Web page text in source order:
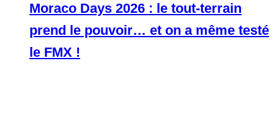
Moraco Days 2026 : le tout-terrain
prend le pouvoir… et on a même testé
le FMX !